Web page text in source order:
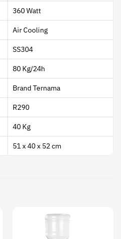
360 Watt
Air Cooling
SS304
80 Kg/24h
Brand Ternama
R290
40 Kg
51 x 40 x 52 cm